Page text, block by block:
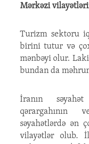
Mərkəzi
Turizm sektoru
birini tutur və
mənbəyi olur.
bundan da
İranın
qərargahının
səyahətlərdə ən
vilayətlər olub.